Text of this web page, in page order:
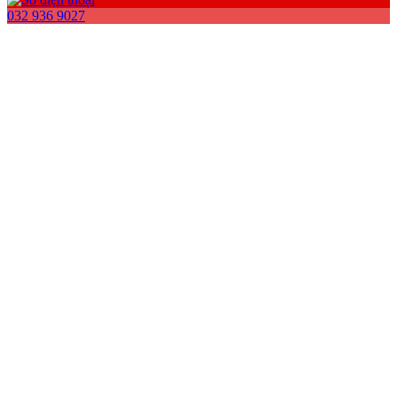
032 936 9027